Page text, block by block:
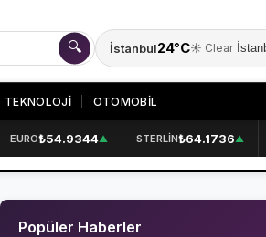
🔍 İstanbul24°C☀️ Clear
Şehir seçin
TEKNOLOJİ OTOMOBİL
KURUMSAL
EURO₺54.9344▲ STERLİN₺64.1736▲
Popüler Haberler